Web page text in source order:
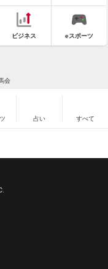
ビジネス eスポーツ
会
占い すべて